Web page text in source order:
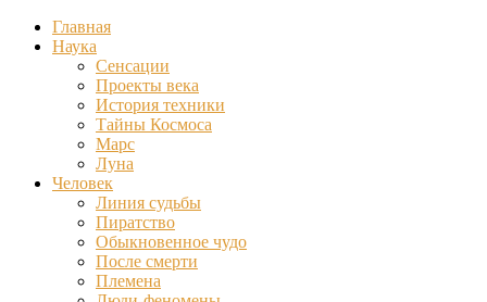
Главная
Наука
Сенсации
Проекты века
История техники
Тайны Космоса
Марс
Луна
Человек
Линия судьбы
Пиратство
Обыкновенное чудо
После смерти
Племена